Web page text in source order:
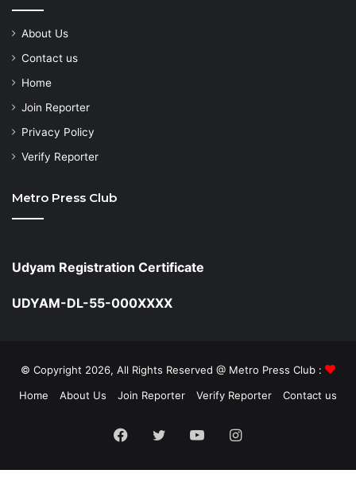
About Us
Contact us
Home
Join Reporter
Privacy Policy
Verify Reporter
Metro Press Club
Udyam Registration Certificate
UDYAM-DL-55-000XXXX
© Copyright 2026, All Rights Reserved @ Metro Press Club :
Home
About Us Join Reporter Verify Reporter Contact us
Facebook
TwitterYouTubeInstagram